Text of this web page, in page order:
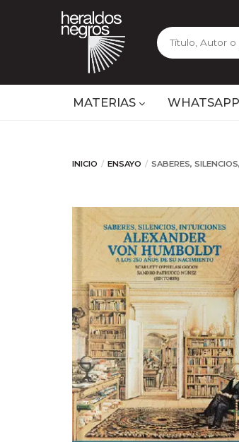
MATERIAS WHATSAPP
INICIO ENSAYO SABERES,